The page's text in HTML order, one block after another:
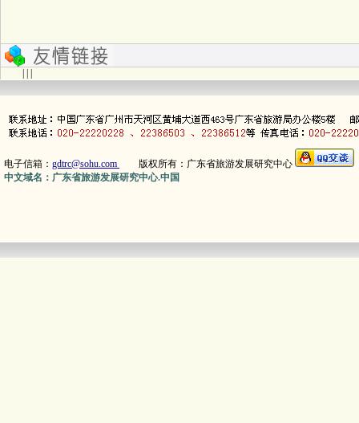
电子信箱： gdtrc@sohu.com 版权所有：广东省旅游发展研究中心
中文域名：广东省旅游发展研究中心.中国